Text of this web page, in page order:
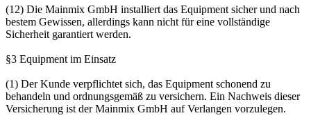
(12) Die Mainmix GmbH installiert das Equipment sicher und nach
bestem Gewissen, allerdings kann nicht für eine vollständige
Sicherheit garantiert werden.
§3 Equipment im Einsatz
(1) Der Kunde verpflichtet sich, das Equipment schonend zu
behandeln und ordnungsgemäß zu versichern. Ein Nachweis dieser
Versicherung ist der Mainmix GmbH auf Verlangen vorzulegen.